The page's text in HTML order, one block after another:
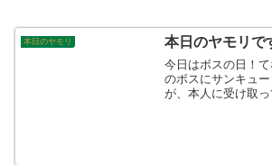
本日のヤモリ 本日のヤモリで
今日はボスの日！
のボスにサンキュ
が、本人に受け取っ
ら、皆さんはボス